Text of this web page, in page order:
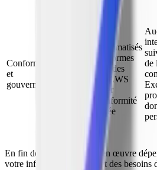
Conformité
et
gouvernance
Frameworks de
conformité automatisés
avec des plateformes
comme Wiz et des
outils comme AWS
Audit Manager
Exemple : conformité
PCI rationalisée
de
En fin de compte, la mise en œuvre
votre infrastructure cloud et des besoins